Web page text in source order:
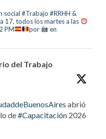
social #Trabajo #RRHH &
17, todos los martes a las
PM por
en
del Trabajo
abrió
de#Capacitación 2026